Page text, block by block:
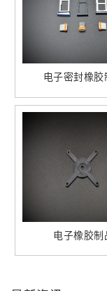
电子密封橡胶
电子橡胶制